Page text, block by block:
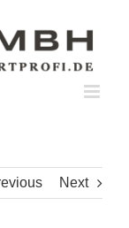
Next